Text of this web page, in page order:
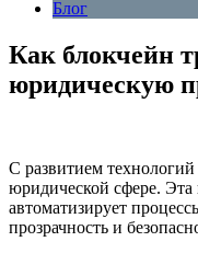
Блог
Как блокчейн
юридическую
С развитием
юридической сфере.
автоматизирует
прозрачность и